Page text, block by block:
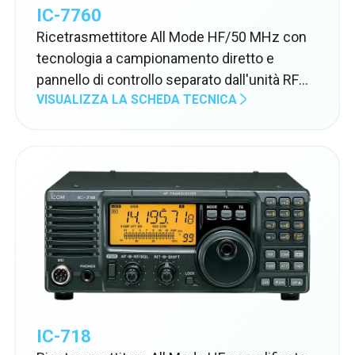
IC-7760
Ricetrasmettitore All Mode HF/50 MHz con
tecnologia a campionamento diretto e
pannello di controllo separato dall'unità RF
munito di doppio display touch screen a
VISUALIZZA LA SCHEDA TECNICA
IC-718